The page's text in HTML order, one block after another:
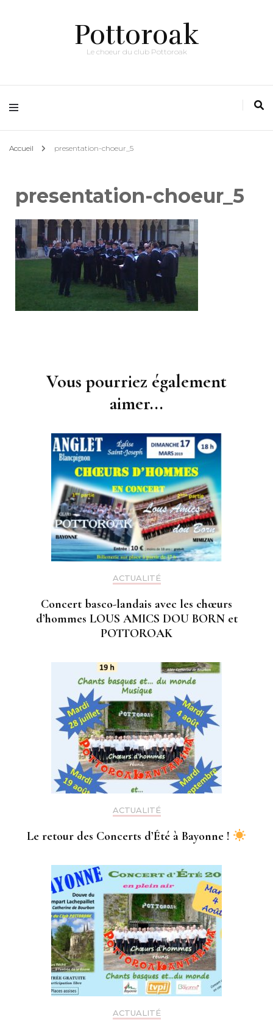
Pottoroak
Le choeur du club Pottoroak
Accueil presentation-choeur_5
presentation-choeur_5
Vous pourriez également
aimer...
ACTUALITÉ
Concert basco-landais avec les chœurs
d’hommes LOUS AMICS DOU BORN et
POTTOROAK
ACTUALITÉ
Le retour des Concerts d’Été à Bayonne !
ACTUALITÉ